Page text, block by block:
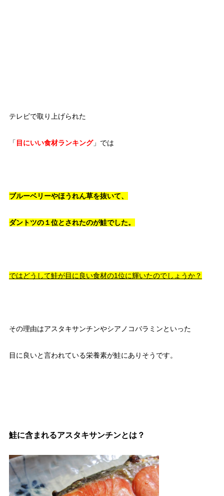
テレビで取り上げられた
「 目にいい食材ランキング」では
ブルーベリーやほうれん草を抜いて、
ダントツの１位とされたのが鮭でした。
ではどうして鮭が目に良い食材の1位に輝いたのでしょうか？
その理由はアスタキサンチンやシアノコバラミンといった
目に良いと言われている栄養素が鮭にありそうです。
鮭に含まれるアスタキサンチンとは？